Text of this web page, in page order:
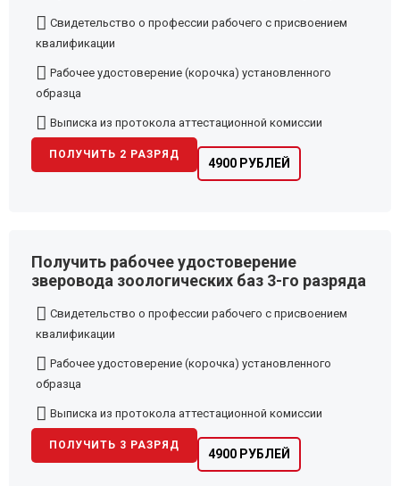
Свидетельство о профессии рабочего с присвоением
квалификации
Рабочее удостоверение (корочка) установленного
образца
Выписка из протокола аттестационной комиссии
4900 РУБЛЕЙ
ПОЛУЧИТЬ 2 РАЗРЯД
Получить рабочее удостоверение
зверовода зоологических баз 3-го разряда
Свидетельство о профессии рабочего с присвоением
квалификации
Рабочее удостоверение (корочка) установленного
образца
Выписка из протокола аттестационной комиссии
4900 РУБЛЕЙ
ПОЛУЧИТЬ 3 РАЗРЯД